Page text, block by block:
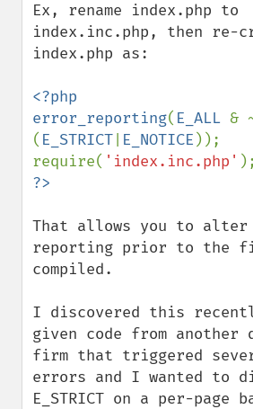
Ex, rename index.php to
index.inc.php, then re-
index.php as:
<?php
error_reporting( E_ALL &
( E_STRICT E_NOTICE ));
require( 'index.inc.php'
That allows you to
reporting prior to the
compiled.
I discovered this
given code from another
firm that triggered
errors and I wanted to
E_STRICT on a per-page